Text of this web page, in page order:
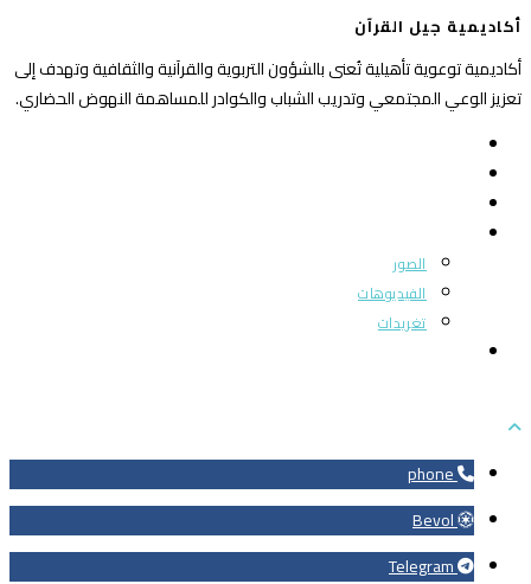
أكاديمية جيل القرآن
أكاديمية توعوية تأهيلية تُعنى بالشؤون التربوية والقرآنية والثقافية وتهدف إلى
تعزيز الوعي المجتمعي وتدريب الشباب والكوادر للمساهمة النهوض الحضاري.
الصور
الفيديوهات
تغريدات
phone
Bevol
Telegram